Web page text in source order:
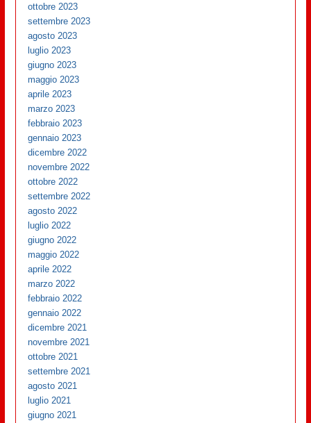
ottobre 2023
settembre 2023
agosto 2023
luglio 2023
giugno 2023
maggio 2023
aprile 2023
marzo 2023
febbraio 2023
gennaio 2023
dicembre 2022
novembre 2022
ottobre 2022
settembre 2022
agosto 2022
luglio 2022
giugno 2022
maggio 2022
aprile 2022
marzo 2022
febbraio 2022
gennaio 2022
dicembre 2021
novembre 2021
ottobre 2021
settembre 2021
agosto 2021
luglio 2021
giugno 2021